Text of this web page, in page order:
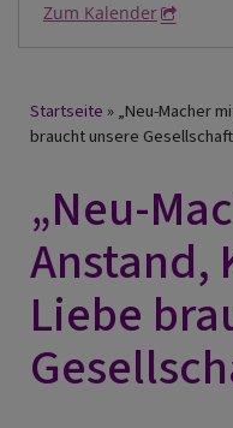
Zum Kalender
Breadcrumb
Startseite
„Neu-Macher
braucht unsere
„Neu-
Anstand,
Liebe